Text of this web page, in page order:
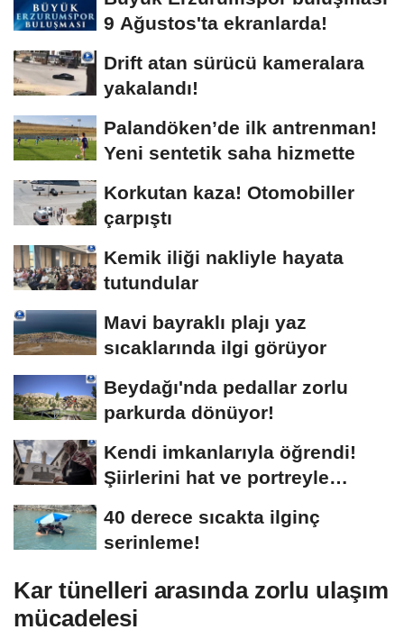
9 Ağustos'ta ekranlarda!
Drift atan sürücü kameralara
yakalandı!
Palandöken’de ilk antrenman!
Yeni sentetik saha hizmette
Korkutan kaza! Otomobiller
çarpıştı
Kemik iliği nakliyle hayata
tutundular
Mavi bayraklı plajı yaz
sıcaklarında ilgi görüyor
Beydağı'nda pedallar zorlu
parkurda dönüyor!
Kendi imkanlarıyla öğrendi!
Şiirlerini hat ve portreyle
40 derece sıcakta ilginç
serinleme!
Kar tünelleri arasında zorlu ulaşım
mücadelesi